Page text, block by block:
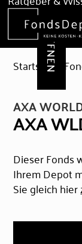
Hilfe &DEPOT ERÖFFNEN
Startseite
AXA
AXA
Dieser Fonds
Ihrem Depot
Sie gleich hier